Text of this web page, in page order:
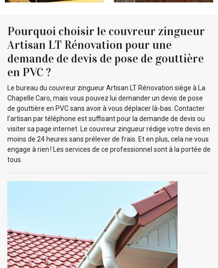
Pourquoi choisir le couvreur zingueur
Artisan LT Rénovation pour une
demande de devis de pose de gouttière
en PVC ?
Le bureau du couvreur zingueur Artisan LT Rénovation siège à La
Chapelle Caro, mais vous pouvez lui demander un devis de pose
de gouttière en PVC sans avoir à vous déplacer là-bas. Contacter
l’artisan par téléphone est suffisant pour la demande de devis ou
visiter sa page internet. Le couvreur zingueur rédige votre devis en
moins de 24 heures sans prélever de frais. Et en plus, cela ne vous
engage à rien ! Les services de ce professionnel sont à la portée de
tous.